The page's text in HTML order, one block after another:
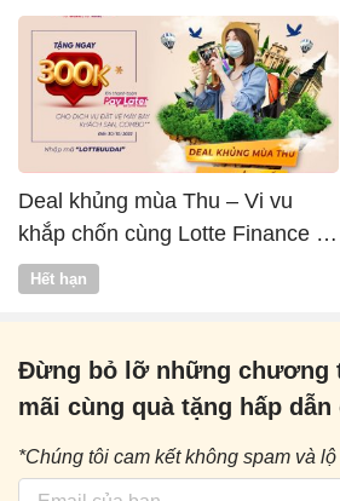
Deal khủng mùa Thu – Vi vu
khắp chốn cùng Lotte Finance x
Vntrip
Hết hạn
Đừng bỏ lỡ những chương
mãi cùng quà tặng hấp
*Chúng tôi cam kết không spam và